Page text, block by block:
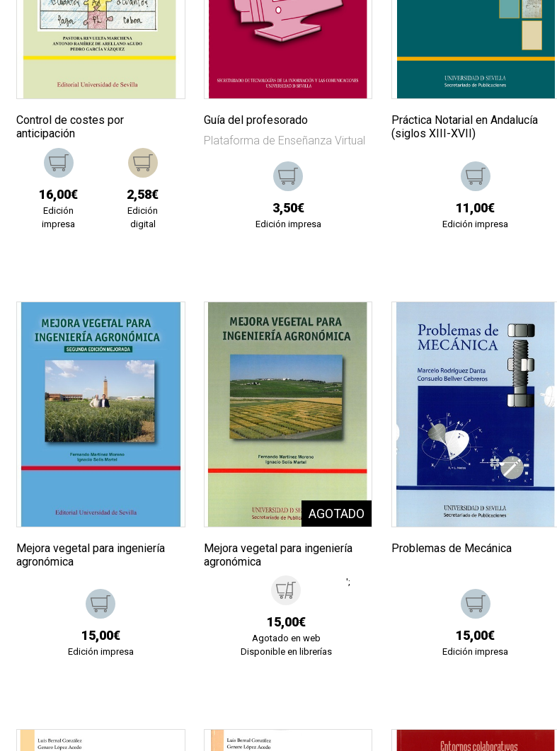
Control de costes por
anticipación
16,00€
Edición
impresa
2,58€
Edición
digital
Guía del profesorado
Plataforma de Enseñanza Virtual
3,50€
Edición impresa
Práctica Notarial en Andalucía
(siglos XIII-XVII)
11,00€
Edición impresa
Mejora vegetal para ingeniería
agronómica
15,00€
Edición impresa
Mejora vegetal para ingeniería
agronómica
15,00€
Agotado en web
Disponible en librerías
';
Problemas de Mecánica
15,00€
Edición impresa